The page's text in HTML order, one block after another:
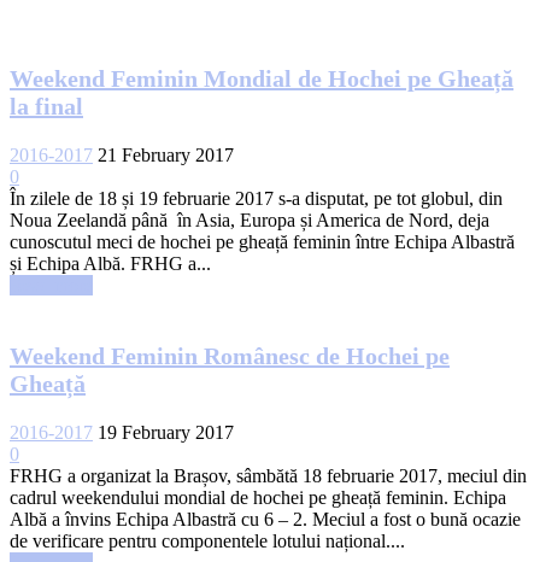
Weekend Feminin Mondial de Hochei pe Gheață
la final
2016-2017 21 February 2017
0
În zilele de 18 și 19 februarie 2017 s-a disputat, pe tot globul, din
Noua Zeelandă până în Asia, Europa și America de Nord, deja
cunoscutul meci de hochei pe gheață feminin între Echipa Albastră
și Echipa Albă. FRHG a...
Weekend Feminin Românesc de Hochei pe
Gheață
2016-2017 19 February 2017
0
FRHG a organizat la Brașov, sâmbătă 18 februarie 2017, meciul din
cadrul weekendului mondial de hochei pe gheață feminin. Echipa
Albă a învins Echipa Albastră cu 6 – 2. Meciul a fost o bună ocazie
de verificare pentru componentele lotului național....